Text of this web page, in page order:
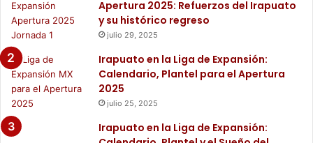
Apertura 2025: Refuerzos del Irapuato
y su histórico regreso
julio 29, 2025
Irapuato en la Liga de Expansión:
Calendario, Plantel para el Apertura
2025
julio 25, 2025
Irapuato en la Liga de Expansión: